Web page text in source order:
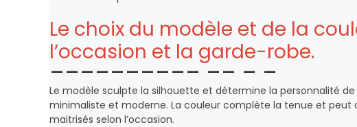
Le choix du modèle et de la
l’occasion et la garde-robe.
Le modèle sculpte la silhouette et détermine la personnalité
minimaliste et moderne. La couleur complète la tenue et peut
maitrisés selon l’occasion.